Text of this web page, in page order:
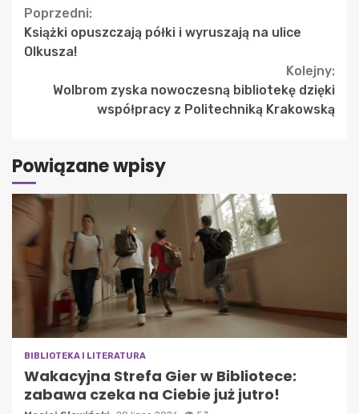
Continue
Reading
Poprzedni:
Książki opuszczają półki i wyruszają na ulice
Olkusza!
Kolejny:
Wolbrom zyska nowoczesną bibliotekę dzięki
współpracy z Politechniką Krakowską
Powiązane wpisy
BIBLIOTEKA I LITERATURA
Wakacyjna Strefa Gier w Bibliotece:
zabawa czeka na Ciebie już jutro!